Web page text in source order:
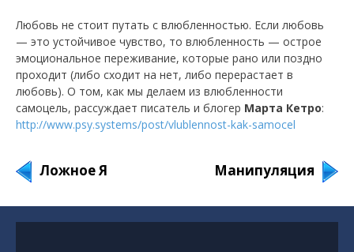
Любовь не стоит путать с влюбленностью. Если любовь
— это устойчивое чувство, то влюбленность — острое
эмоциональное переживание, которые рано или поздно
проходит (либо сходит на нет, либо перерастает в
любовь). О том, как мы делаем из влюбленности
самоцель, рассуждает писатель и блогер Марта Кетро:
http://www.psy.systems/post/vlublennost-kak-samocel
Ложное Я Манипуляция